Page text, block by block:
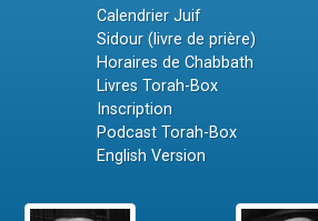
Calendrier Juif
Sidour (livre de prière)
Horaires de Chabbath
Livres Torah-Box
Inscription
Podcast Torah-Box
English Version